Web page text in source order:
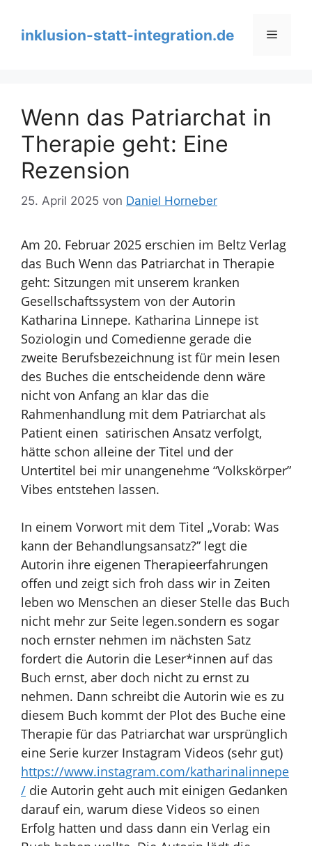
springeninklusion-statt-integration.de Menü
Wenn das Patriarchat in
Therapie geht: Eine
Rezension
25. April 2025 von Daniel Horneber
Am 20. Februar 2025 erschien im Beltz Verlag
das Buch Wenn das Patriarchat in Therapie
geht: Sitzungen mit unserem kranken
Gesellschaftssystem von der Autorin
Katharina Linnepe. Katharina Linnepe ist
Soziologin und Comedienne gerade die
zweite Berufsbezeichnung ist für mein lesen
des Buches die entscheidende denn wäre
nicht von Anfang an klar das die
Rahmenhandlung mit dem Patriarchat als
Patient einen satirischen Ansatz verfolgt,
hätte schon alleine der Titel und der
Untertitel bei mir unangenehme “Volkskörper”
Vibes entstehen lassen.
In einem Vorwort mit dem Titel „Vorab: Was
kann der Behandlungsansatz?” legt die
Autorin ihre eigenen Therapieerfahrungen
offen und zeigt sich froh dass wir in Zeiten
leben wo Menschen an dieser Stelle das Buch
nicht mehr zur Seite legen.sondern es sogar
noch ernster nehmen im nächsten Satz
fordert die Autorin die Leser*innen auf das
Buch ernst, aber doch nicht zu ernst zu
nehmen. Dann schreibt die Autorin wie es zu
diesem Buch kommt der Plot des Buche eine
Therapie für das Patriarchat war ursprünglich
eine Serie kurzer Instagram Videos (sehr gut)
https://www.instagram.com/katharinalinnepe
/ die Autorin geht auch mit einigen Gedanken
darauf ein, warum diese Videos so einen
Erfolg hatten und dass dann ein Verlag ein